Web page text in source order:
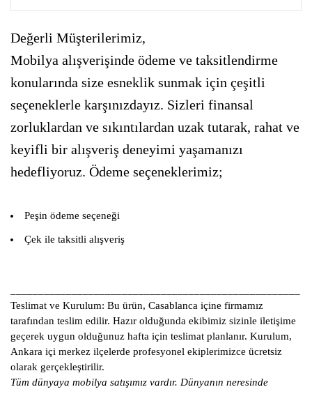
Değerli Müşterilerimiz,
Mobilya alışverişinde ödeme ve taksitlendirme
konularında size esneklik sunmak için çeşitli
seçeneklerle karşınızdayız. Sizleri finansal
zorluklardan ve sıkıntılardan uzak tutarak, rahat ve
keyifli bir alışveriş deneyimi yaşamanızı
hedefliyoruz. Ödeme seçeneklerimiz;
Peşin ödeme seçeneği
Çek ile taksitli alışveriş
Teslimat ve Kurulum: Bu ürün, Casablanca içine firmamız
tarafından teslim edilir. Hazır olduğunda ekibimiz sizinle iletişime
geçerek uygun olduğunuz hafta için teslimat planlanır. Kurulum,
Ankara içi merkez ilçelerde profesyonel ekiplerimizce ücretsiz
olarak gerçekleştirilir.
Tüm dünyaya mobilya satışımız vardır. Dünyanın neresinde